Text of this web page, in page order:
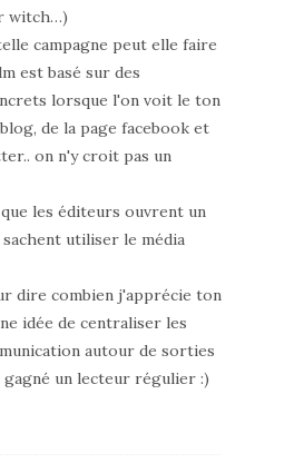
witch…)
campagne peut elle faire
est basé sur des
lorsque l'on voit le ton
de la page facebook et
on n'y croit pas un
les éditeurs ouvrent un
utiliser le média
dire combien j'apprécie ton
idée de centraliser les
autour de sorties
gagné un lecteur régulier :)